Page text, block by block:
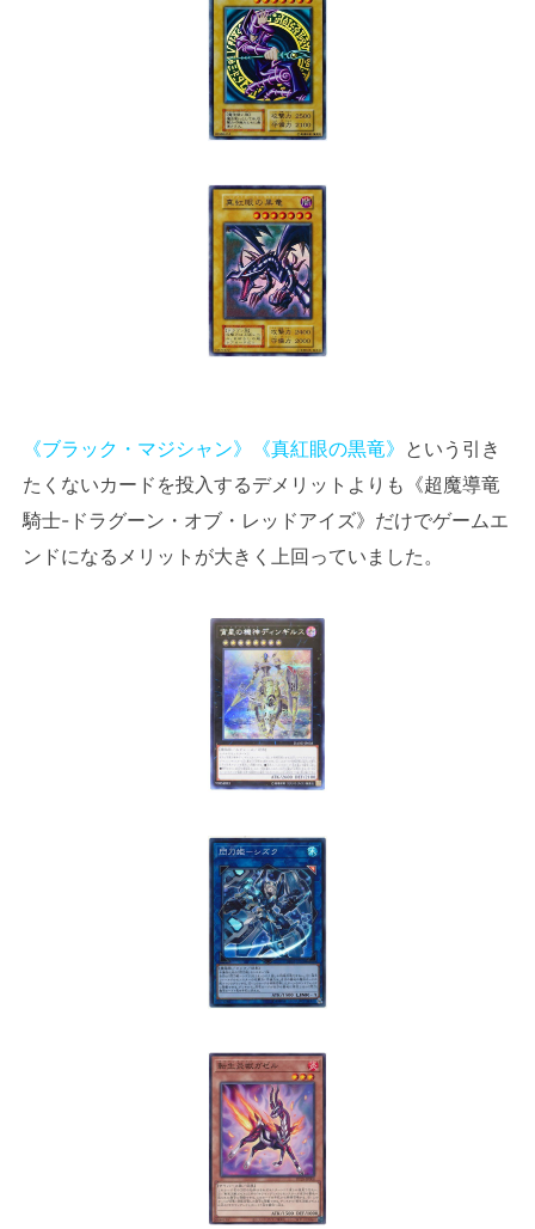
《ブラック・マジシャン》 《真紅眼の黒竜》 という引き
たくないカードを投入するデメリットよりも《超魔導竜
騎士-ドラグーン・オブ・レッドアイズ》だけでゲームエ
ンドになるメリットが大きく上回っていました。